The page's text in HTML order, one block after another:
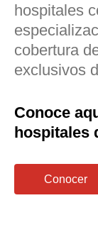
hospitales
cobertura
exclusivos
Conoce
hospitales
Conocer